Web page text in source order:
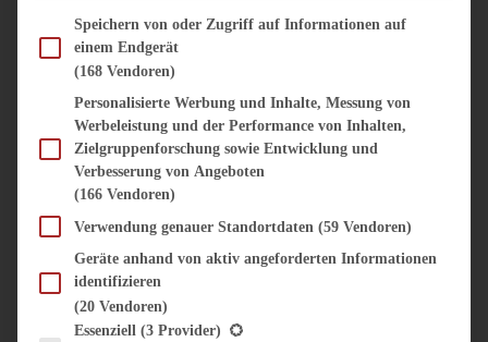
SUPPENKASPEREIEN
VORSPEISEN
SÜSS & HERZHAFT
BROTAUFSTRICH
DIPS, SAUCEN, CHUTNEYS
KÜCHENGESCHENKE
Im Folgenden finden Sie eine Liste der Zwecke des IAB Transparency and Consent
Speichern von oder Zugriff auf Informationen auf
einem Endgerät
(168 Vendoren)
Personalisierte Werbung und Inhalte, Messung von
Werbeleistung und der Performance von Inhalten,
Zielgruppenforschung sowie Entwicklung und
Verbesserung von Angeboten
(166 Vendoren)
Verwendung genauer Standortdaten (59 Vendoren)
Geräte anhand von aktiv angeforderten Informationen
identifizieren
(20 Vendoren)
Es folgt eine Liste der Service-Gruppen, für die eine Einwilligung erteilt werden
Essenziell (3 Provider)